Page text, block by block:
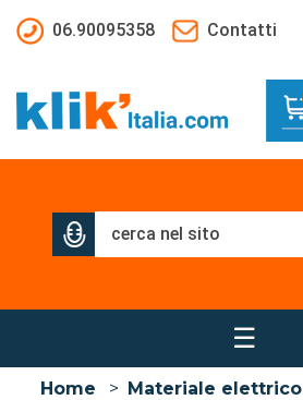
06.90095358
Contatti
☰
Home > Materiale elettrico